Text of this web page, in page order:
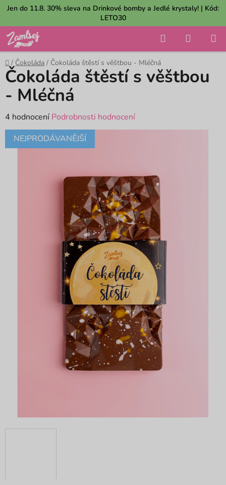
Přejít
obsah
Jen do 11.8. 30% sleva na Drinkové bomby a Jedlé krystaly! | Kód:
LETO30
Hledat
KOŠÍK
Domů
/ Čokoláda / Čokoláda štěstí s věštbou - Mléčná
Čokoláda štěstí s věštbou
- Mléčná
Průměrné
hodnocení
produktu
4 hodnocení Podrobnosti hodnocení
NEJPRODÁVANĚJŠÍ